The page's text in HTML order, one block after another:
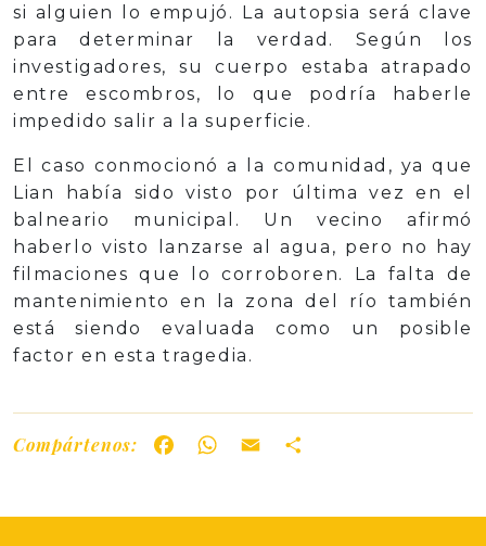
si alguien lo empujó. La autopsia será clave
para determinar la verdad. Según los
investigadores, su cuerpo estaba atrapado
entre escombros, lo que podría haberle
impedido salir a la superficie.
El caso conmocionó a la comunidad, ya que
Lian había sido visto por última vez en el
balneario municipal. Un vecino afirmó
haberlo visto lanzarse al agua, pero no hay
filmaciones que lo corroboren. La falta de
mantenimiento en la zona del río también
está siendo evaluada como un posible
factor en esta tragedia.
Compártenos: FacebookWhatsApp
Email